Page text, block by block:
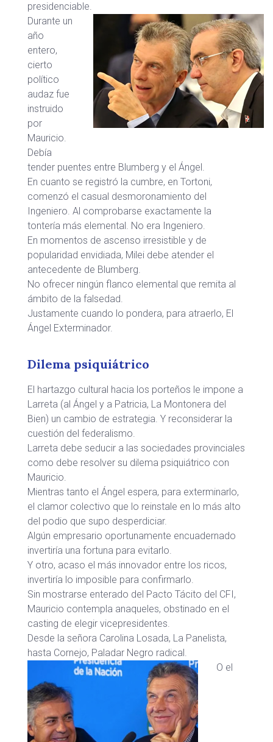
presidenciable.
Durante un
año
entero,
cierto
político
audaz fue
instruido
por
Mauricio.
Debía
tender puentes entre Blumberg y el Ángel.
En cuanto se registró la cumbre, en Tortoni,
comenzó el casual desmoronamiento del
Ingeniero. Al comprobarse exactamente la
tontería más elemental. No era Ingeniero.
En momentos de ascenso irresistible y de
popularidad envidiada, Milei debe atender el
antecedente de Blumberg.
No ofrecer ningún flanco elemental que remita al
ámbito de la falsedad.
Justamente cuando lo pondera, para atraerlo, El
Ángel Exterminador.
Dilema psiquiátrico
El hartazgo cultural hacia los porteños le impone a
Larreta (al Ángel y a Patricia, La Montonera del
Bien) un cambio de estrategia. Y reconsiderar la
cuestión del federalismo.
Larreta debe seducir a las sociedades provinciales
como debe resolver su dilema psiquiátrico con
Mauricio.
Mientras tanto el Ángel espera, para exterminarlo,
el clamor colectivo que lo reinstale en lo más alto
del podio que supo desperdiciar.
Algún empresario oportunamente encuadernado
invertiría una fortuna para evitarlo.
Y otro, acaso el más innovador entre los ricos,
invertiría lo imposible para confirmarlo.
Sin mostrarse enterado del Pacto Tácito del CFI,
Mauricio contempla anaqueles, obstinado en el
casting de elegir vicepresidentes.
Desde la señora Carolina Losada, La Panelista,
hasta Cornejo, Paladar Negro radical.
O el